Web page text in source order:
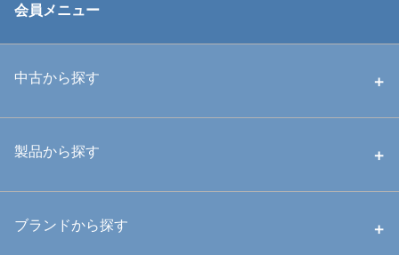
会員メニュー
中古から探す
中古ハウジング
製品から探す
ハウジング
ブランドから探す